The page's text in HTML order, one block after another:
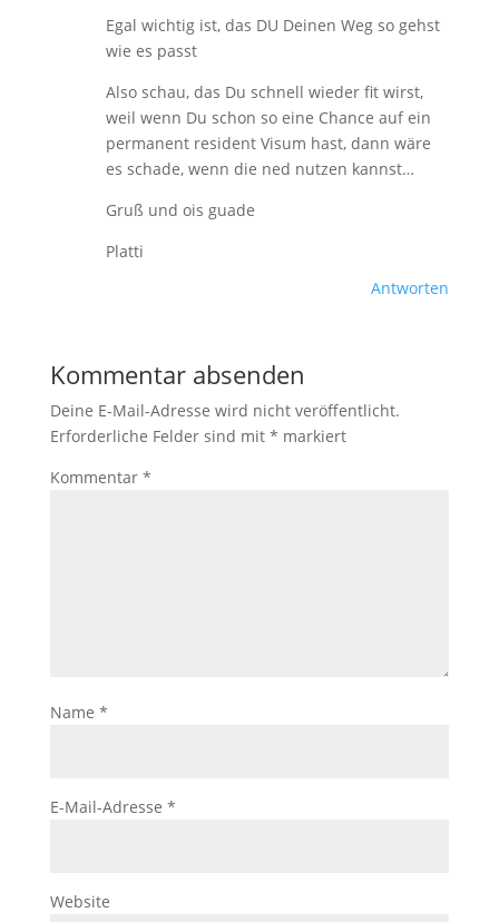
Egal wichtig ist, das DU Deinen Weg so gehst
wie es passt
Also schau, das Du schnell wieder fit wirst,
weil wenn Du schon so eine Chance auf ein
permanent resident Visum hast, dann wäre
es schade, wenn die ned nutzen kannst…
Gruß und ois guade
Platti
Antworten
Kommentar absenden
Deine E-Mail-Adresse wird nicht veröffentlicht.
Erforderliche Felder sind mit * markiert
Kommentar *
Name *
E-Mail-Adresse *
Website